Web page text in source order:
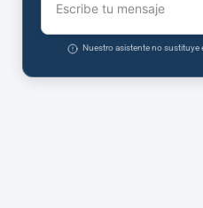
Escribe tu mensaje
Nuestro asistente no sustituye